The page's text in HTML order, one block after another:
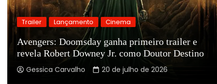
Trailer Lançamento Cinema
Avengers: Doomsday ganha primeiro trailer e
revela Robert Downey Jr. como Doutor Destino
Gessica Carvalho 20 de julho de 2026